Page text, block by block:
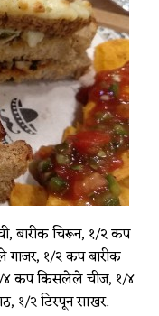
बारीक चिरून, १/२ कप
१/२ कप बारीक
४ कप किसलेले चीज, १/४
१/२ टिस्पून साखर.